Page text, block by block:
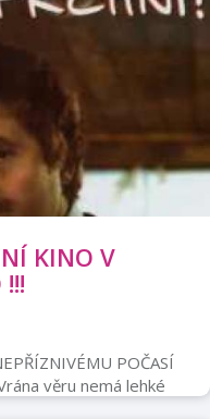
KINO V
POČASÍ
věru nemá lehké